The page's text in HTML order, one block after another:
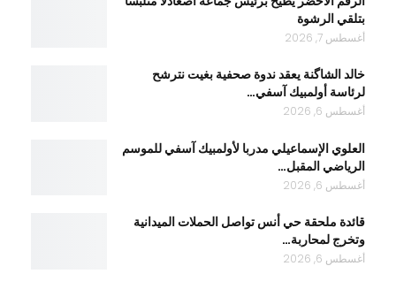
بتلقي الرشوة
أغسطس 7, 2026
خالد الشاگنة يعقد ندوة صحفية بغيت نترشح
لرئاسة أولمبيك آسفي…
أغسطس 6, 2026
العلوي الإسماعيلي مدربا لأولمبيك آسفي للموسم
الرياضي المقبل…
أغسطس 6, 2026
قائدة ملحقة حي أنس تواصل الحملات الميدانية
وتخرج لمحاربة…
أغسطس 6, 2026